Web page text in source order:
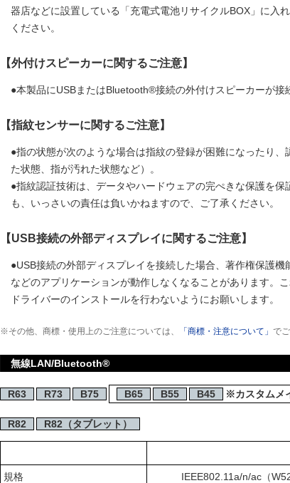
器店などに設置している「充電式電池リサイクルBOX」に入
ください。
【外付けスピーカーに関するご注意】
●本製品にUSBまたはBluetooth®接続の外付けスピーカーが
【指紋センサーに関するご注意】
●指の状態が次のような場合は指紋の登録が困難になったり
た状態、指が汚れた状態など）。
●指紋認証技術は、データやハードウェアの完ぺきな保護を
も、いっさいの責任は負いかねますので、ご了承ください。
【USB接続の外部ディスプレイに関するご注意】
●USB接続の外部ディスプレイを接続した場合、著作権保護
などのアプリケーションが動作しなくなることがあります。
ドライバーのインストールを行わないようにお願いします。
※その他、商標・使用上のご注意については、 「商標・注意について」 で
無線LAN/Bluetooth®
R63 R73 B75 B65 B55 B45 ※カスタムメ
R82 R82（タブレット）
規格 IEEE802.11a/n/ac（